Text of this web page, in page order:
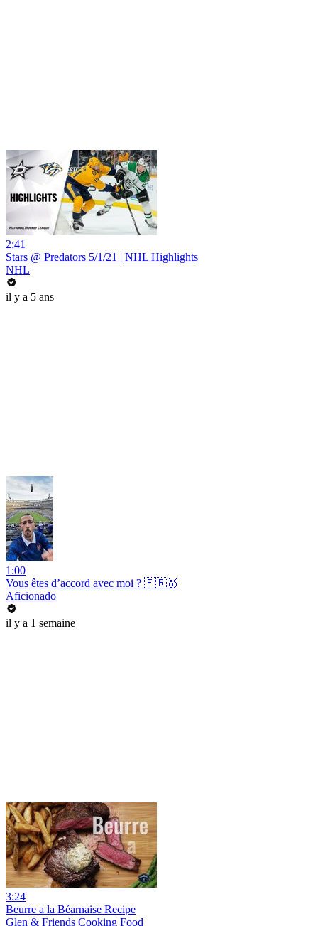
2:41
Stars @ Predators 5/1/21 | NHL Highlights
NHL
il y a 5 ans
1:00
Vous êtes d’accord avec moi ? 🇫🇷🥇
Aficionado
il y a 1 semaine
3:24
Beurre a la Béarnaise Recipe
Glen & Friends Cooking Food